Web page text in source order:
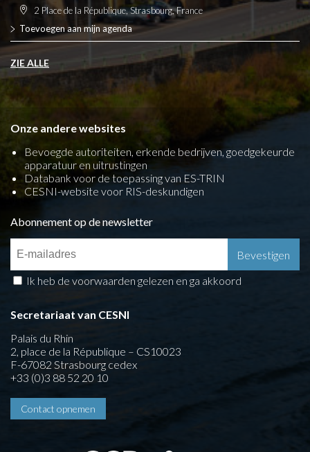
2 Place de la République, Strasbourg, France
Toevoegen aan mijn agenda
ZIE ALLE
Onze andere websites
Bevoegde autoriteiten, erkende bedrijven, goedgekeurde
apparatuur en uitrustingen
Databank voor de toepassing van ES-TRIN
CESNI-website voor RIS-deskundigen
Abonnement op de newsletter
Ik heb de voorwaarden gelezen en ga akkoord
Secretariaat van CESNI
Palais du Rhin
2, place de la République – CS10023
F-67082 Strasbourg cedex
+33 (0)3 88 52 20 10
Contact opnemen